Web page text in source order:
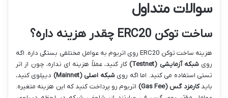
سوالات متداول
ساخت توکن ERC20 چقدر هزینه داره؟
هزینه ساخت توکن ERC20 روی اتریوم به عوامل مختلفی بستگی داره. اگه
رویشبکه آزمایشی (Testnet)
کار کنید، عملاً هزینه ای نداره، چون از اتر
تستی استفاده می کنید. اما اگه رویشبکه اصلی (Mainnet)
دیپلوی کنید،
بایدکارمزد گس (Gas Fee)
اتریوم رو پرداخت کنید که این هزینه متغیره.